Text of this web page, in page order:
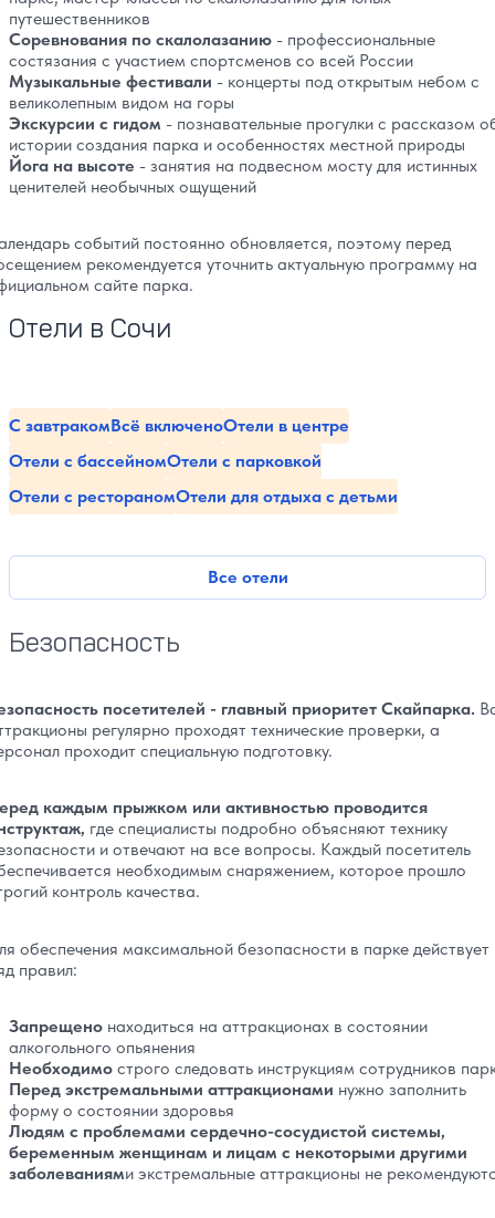
путешественников
Соревнования по скалолазанию - профессиональные
состязания с участием спортсменов со всей России
Музыкальные фестивали - концерты под открытым небом с
великолепным видом на горы
Экскурсии с гидом - познавательные прогулки с рассказом
истории создания парка и особенностях местной природы
Йога на высоте - занятия на подвесном мосту для истинных
ценителей необычных ощущений
событий постоянно обновляется, поэтому перед
рекомендуется уточнить актуальную программу на
сайте парка.
Отели в Сочи
Все отели
С завтракомВсё включеноОтели в центре
Отели с бассейномОтели с парковкой
Отели с рестораномОтели для отдыха с детьми
Безопасность
посетителей - главный приоритет Скайпарка.
регулярно проходят технические проверки, а
проходит специальную подготовку.
каждым прыжком или активностью проводится
где специалисты подробно объясняют технику
и отвечают на все вопросы. Каждый посетитель
необходимым снаряжением, которое прошло
контроль качества.
обеспечения максимальной безопасности в парке действует
правил:
Запрещено находиться на аттракционах в состоянии
алкогольного опьянения
Необходимо строго следовать инструкциям сотрудников
Перед экстремальными аттракционами нужно заполнить
форму о состоянии здоровья
Людям с проблемами сердечно-сосудистой системы,
беременным женщинам и лицам с некоторыми другими
заболеваниями экстремальные аттракционы не